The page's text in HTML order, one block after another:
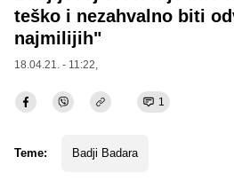
teško i nezahvalno biti
najmilijih"
18.04.21. - 11:22,
1
Teme: Badji Badara